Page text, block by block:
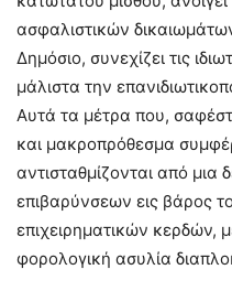
ασφαλιστικών
Δημόσιο, συνεχίζει τις
μάλιστα την
Αυτά τα μέτρα που,
και μακροπρόθεσμα
αντισταθμίζονται από
επιβαρύνσεων εις βάρος
επιχειρηματικών κερδών,
φορολογική ασυλία